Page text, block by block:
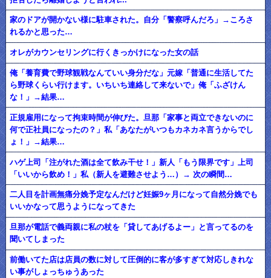
家のドアが開かない様に駐車された。自分「警察呼んだろ」→ころさ
れるかと思った…
オレがカウンセリングに行くきっかけになった女の話
俺「養育費で野球観戦なんていい身分だな」元嫁「普通に生活してた
ら野球くらい行けます。いちいち連絡して来ないで」俺「ふざけん
な！」→結果…
正規雇用になって拘束時間が伸びた。旦那「家事と両立できないのに
何で正社員になったの？」私「あなたがいつもカネカネ言うからでし
ょ！」→結果…
ハゲ上司「注がれた酒は全て飲み干せ！」新人「もう限界です」上司
「いいから飲め！」私（新人を避難させよう…）→ 次の瞬間…
二人目を計画無痛分娩予定なんだけど妊娠9ヶ月になって自然分娩でも
いいかなって思うようになってきた
旦那が電話で義両親に私の杖を「貸してあげるよー」と言ってるのを
聞いてしまった
前働いてた店は店員の数に対して圧倒的に客が多すぎて対応しきれな
い事がしょっちゅうあった